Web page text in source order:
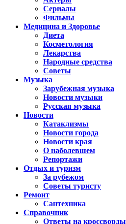
Сериалы
Фильмы
Медицина и Здоровье
Диета
Косметология
Лекарства
Народные средства
Советы
Музыка
Зарубежная музыка
Новости музыки
Русская музыка
Новости
Катаклизмы
Новости города
Новости края
О наболевшем
Репортажи
Отдых и туризм
За рубежом
Советы туристу
Ремонт
Сантехника
Справочник
Ответы на кроссворды